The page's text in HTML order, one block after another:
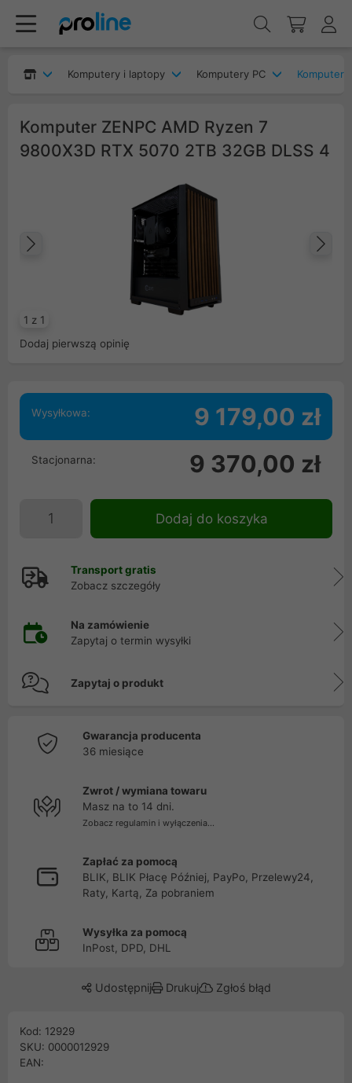
Komputery i laptopy Komputery PC
Komputer ZENPC AMD Ryzen 7
9800X3D RTX 5070 2TB 32GB DLSS 4
1 z 1
Poprzedni
Dodaj pierwszą opinię
Wysyłkowa: 9 179,00 zł
Stacjonarna: 9 370,00 zł
Dodaj do koszyka
Transport gratis
Zobacz szczegóły
Na zamówienie
Zapytaj o termin wysyłki
Zapytaj o produkt
Gwarancja producenta
36 miesiące
Zwrot / wymiana towaru
Masz na to 14 dni.
Zobacz regulamin i wyłączenia...
Zapłać za pomocą
BLIK, BLIK Płacę Później, PayPo, Przelewy24,
Raty, Kartą, Za pobraniem
Wysyłka za pomocą
InPost, DPD, DHL
Udostępnij Drukuj Zgłoś błąd
Kod: 12929
SKU: 0000012929
EAN: